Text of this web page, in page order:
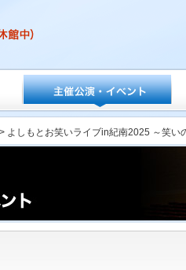
> よしもとお笑いライブin紀南2025 ～笑い